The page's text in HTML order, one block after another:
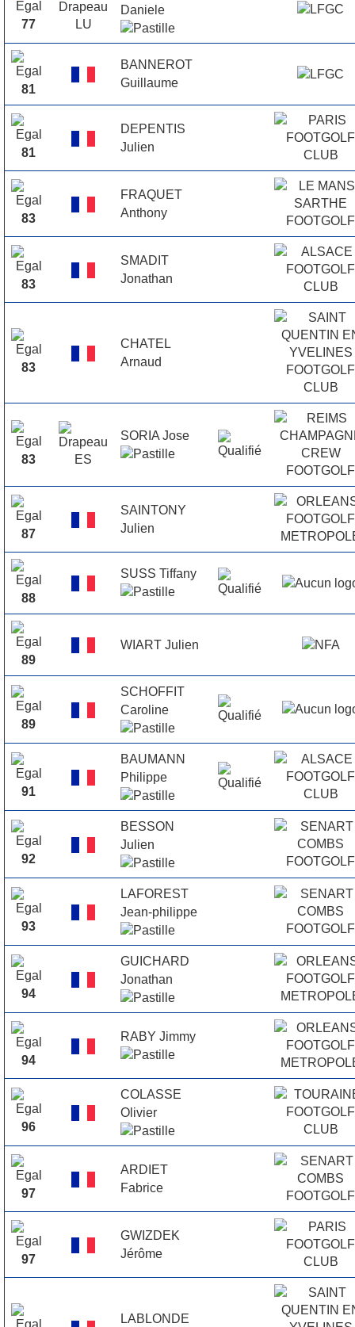
77
Daniele
81
BANNEROT
Guillaume
81
DEPENTIS
Julien
83
FRAQUET
Anthony
83
SMADIT
Jonathan
83
CHATEL
Arnaud
83
SORIA Jose
87
SAINTONY
Julien
88
SUSS Tiffany
89
WIART Julien
89
SCHOFFIT
Caroline
91
BAUMANN
Philippe
92
BESSON
Julien
93
LAFOREST
Jean-philippe
94
GUICHARD
Jonathan
94
RABY Jimmy
96
COLASSE
Olivier
97
ARDIET
Fabrice
97
GWIZDEK
Jérôme
LABLONDE